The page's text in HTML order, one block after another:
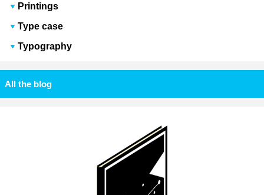
Printings
Type case
Typography
All the blog